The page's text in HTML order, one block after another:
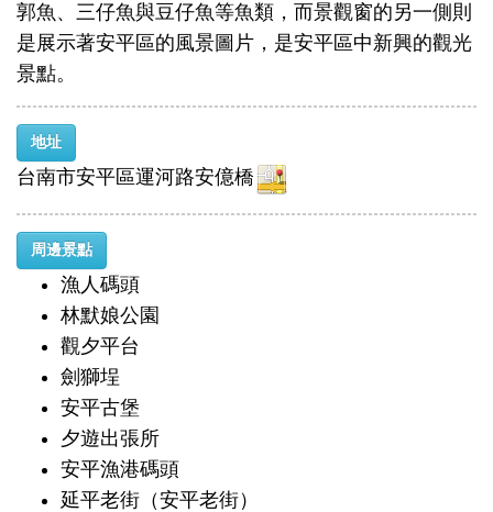
郭魚、三仔魚與豆仔魚等魚類，而景觀窗的另一側則
是展示著安平區的風景圖片，是安平區中新興的觀光
景點。
地址
台南市安平區運河路安億橋
周邊景點
漁人碼頭
林默娘公園
觀夕平台
劍獅埕
安平古堡
夕遊出張所
安平漁港碼頭
延平老街（安平老街）